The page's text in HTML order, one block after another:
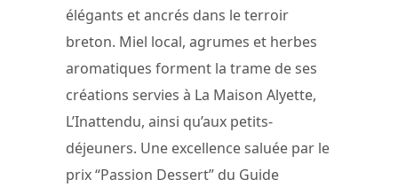
élégants et ancrés dans le terroir
breton. Miel local, agrumes et herbes
aromatiques forment la trame de ses
créations servies à La Maison Alyette,
L’Inattendu, ainsi qu’aux petits-
déjeuners. Une excellence saluée par le
prix “Passion Dessert” du Guide